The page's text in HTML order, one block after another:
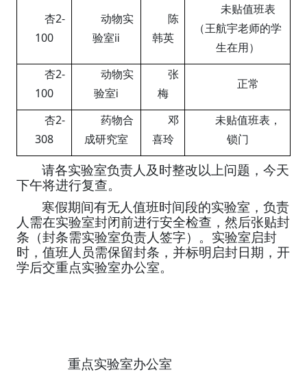
杏2-
100
动物实
验室ⅱ
陈
韩英
未贴值班表
（王航宇老师的学
生在用）
杏2-
100
动物实
验室ⅰ
张
梅
正常
杏2-
308
药物合
成研究室
邓
喜玲
未贴值班表，
锁门
请各实验室负责人及时整改以上问题，今天
下午将进行复查。
寒假期间有无人值班时间段的实验室，负责
人需在实验室封闭前进行安全检查，然后张贴封
条（封条需实验室负责人签字）。实验室启封
时，值班人员需保留封条，并标明启封日期，开
学后交重点实验室办公室。
重点实验室办公室